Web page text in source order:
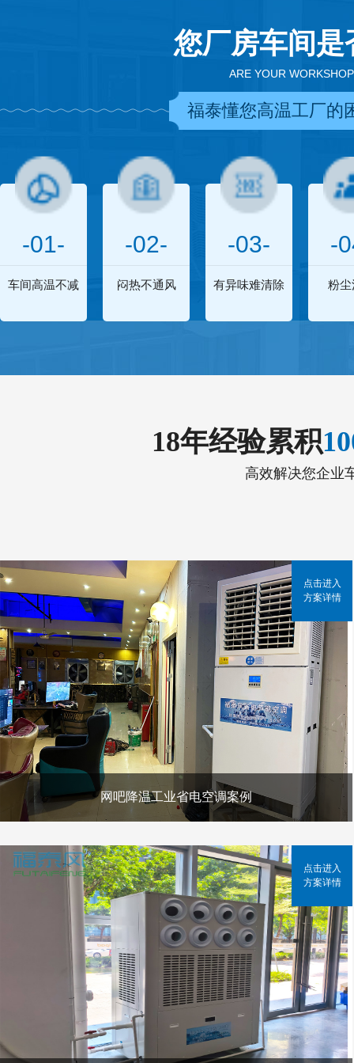
您厂房车间
ARE YOUR
福泰懂您高温工厂的
-01-
车间高温不减
-02-
闷热不通风
-03-
有异味难清除
-
粉尘
18年经验累积
高效解决您企业
网吧降温工业省电空调案例
点击进入
方案详情
点击进入
方案详情